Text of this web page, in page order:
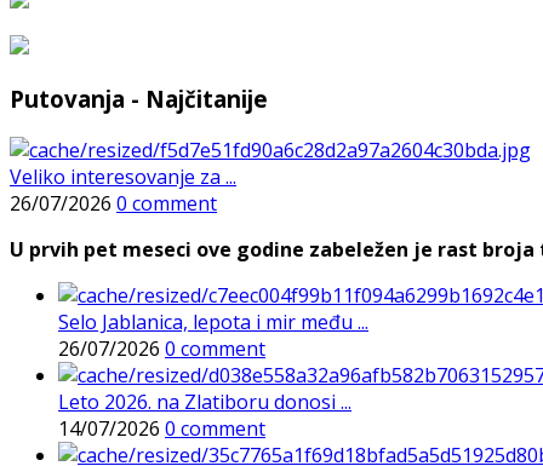
Putovanja - Najčitanije
Veliko interesovanje za ...
26/07/2026 0 comment
U prvih pet meseci ove godine zabeležen je rast
Selo Jablanica, lepota i mir među ...
26/07/2026 0 comment
Leto 2026. na Zlatiboru donosi ...
14/07/2026 0 comment